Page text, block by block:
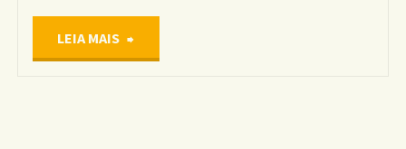
LEIA MAIS "SMAM